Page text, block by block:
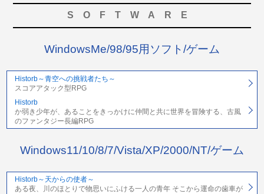
SOFTWARE
WindowsMe/98/95用ソフト/ゲーム
Historb～青空への挑戦者たち～
スコアアタック型RPG
Historb
か弱き少年が、あることをきっかけに仲間と共に世界を冒険する、古風
のファンタジー長編RPG
Windows11/10/8/7/Vista/XP/2000/NT/ゲーム
Historb～天からの使者～
ある夜、川のほとりで物思いにふける一人の青年 そこから運命の歯車が